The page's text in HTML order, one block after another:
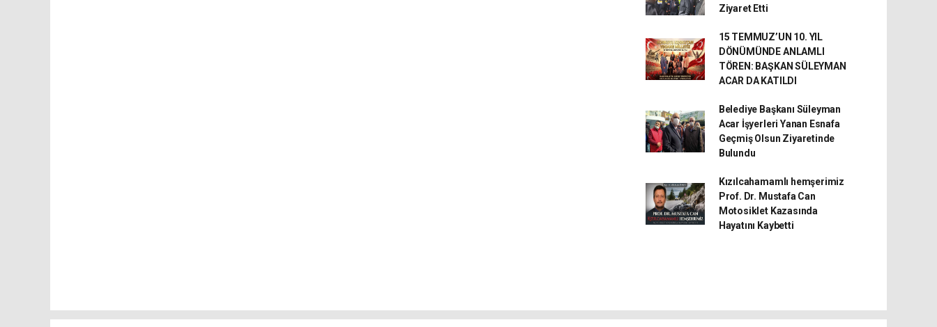
Ziyaret Etti
15 TEMMUZ’UN 10. YIL
DÖNÜMÜNDE ANLAMLI
TÖREN: BAŞKAN SÜLEYMAN
ACAR DA KATILDI
Belediye Başkanı Süleyman
Acar İşyerleri Yanan Esnafa
Geçmiş Olsun Ziyaretinde
Bulundu
Kızılcahamamlı hemşerimiz
Prof. Dr. Mustafa Can
Motosiklet Kazasında
Hayatını Kaybetti